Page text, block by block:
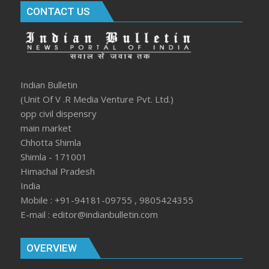
CONTACT US
Indian Bulletin
(Unit Of V .R Media Venture Pvt. Ltd.)
opp civil dispensry
main market
Chhotta Shimla
Shimla - 171001
Himachal Pradesh
India
Mobile : +91-94181-09755 , 9805424355
E-mail : editor@indianbulletin.com
OVERVIEW